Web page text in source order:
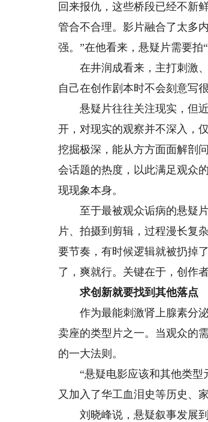
回来报仇，这些桥段已经不新
管合不合理。影片融合了太多
强。”在他看来，悬疑片需要拍
在井润成看来，主打刺激、
自己在创作剧本时不会刻意写
悬疑片往往关注现实，但近
开，对现实的观察并不深入，
挖掘极深，能从方方面面解剖
会话题的热度，以此满足观众
现现象本身。
至于最被观众诟病的悬疑片
片、拍摄到剪辑，过程漫长复
要节奏，有时候逻辑就被扔掉
了，爽就行。关键在于，创作
求创新就要找到其他落点
作为最能刺激肾上腺素分泌
卖座的类型片之一。当观众的
的一大法则。
“悬疑电影应该和其他类型
又加入了华工血泪史等历史、
刘晓峰说，悬疑叙事发展到